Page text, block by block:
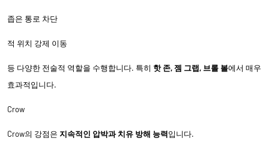
좁은 통로 차단
적 위치 강제 이동
등 다양한 전술적 역할을 수행합니다. 특히 핫 존, 젬 그랩, 브롤 볼에서 매우
효과적입니다.
Crow
Crow의 강점은 지속적인 압박과 치유 방해 능력입니다.